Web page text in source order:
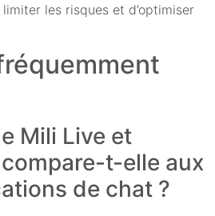
les risques et d’optimiser
Mili Live et
t-elle aux
de chat ?